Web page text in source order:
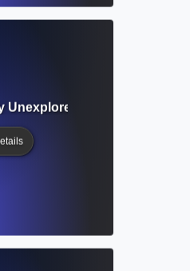
Unexplored Areas for New